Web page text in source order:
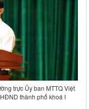
trực Ủy ban MTTQ Việt
thành phố khoá I